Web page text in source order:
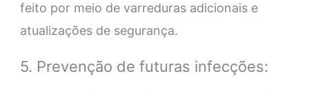
feito por meio de varreduras adicionais e
atualizações de segurança.
5. Prevenção de futuras infecções: